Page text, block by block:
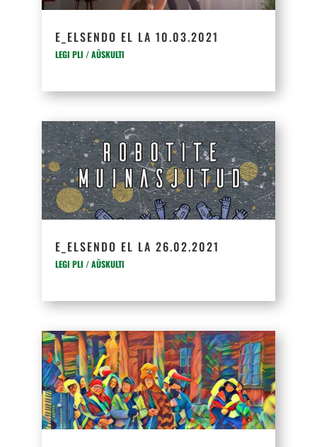
E_ELSENDO EL LA 10.03.2021
LEGI PLI / AŬSKULTI
E_ELSENDO EL LA 26.02.2021
LEGI PLI / AŬSKULTI